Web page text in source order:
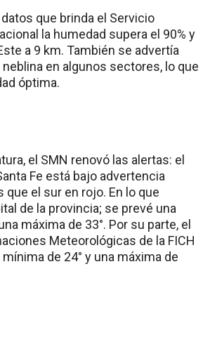
que brinda el Servicio
la humedad supera el 90% y
a 9 km. También se advertía
en algunos sectores, lo que
óptima.
el SMN renovó las alertas: el
Fe está bajo advertencia
que el sur en rojo. En lo que
de la provincia; se prevé una
máxima de 33°. Por su parte, el
Meteorológicas de la FICH
de 24° y una máxima de